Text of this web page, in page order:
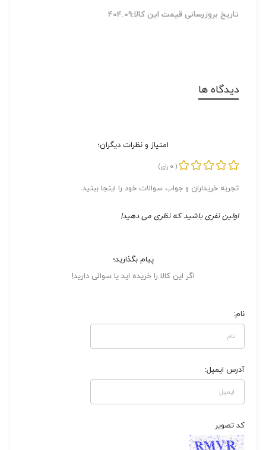
تاریخ بروزرسانی قیمت این کالا:404.09
دیدگاه ها
امتیاز و نظرات دیگران؛
(
0 رای)
تجربه خریداران و جواب سوالات خود را اینجا ببنید.
اولین نفری باشید که نظری می دهید!
پیام بگذارید؛
اگر این کالا را خریده اید یا سوالی دارید!
نام:
آدرس ایمیل:
کد تصویر